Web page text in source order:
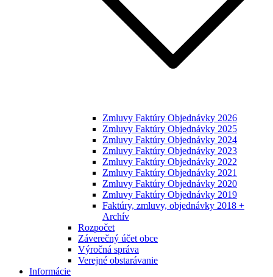
Zmluvy Faktúry Objednávky 2026
Zmluvy Faktúry Objednávky 2025
Zmluvy Faktúry Objednávky 2024
Zmluvy Faktúry Objednávky 2023
Zmluvy Faktúry Objednávky 2022
Zmluvy Faktúry Objednávky 2021
Zmluvy Faktúry Objednávky 2020
Zmluvy Faktúry Objednávky 2019
Faktúry, zmluvy, objednávky 2018 +
Archív
Rozpočet
Záverečný účet obce
Výročná správa
Verejné obstarávanie
Informácie